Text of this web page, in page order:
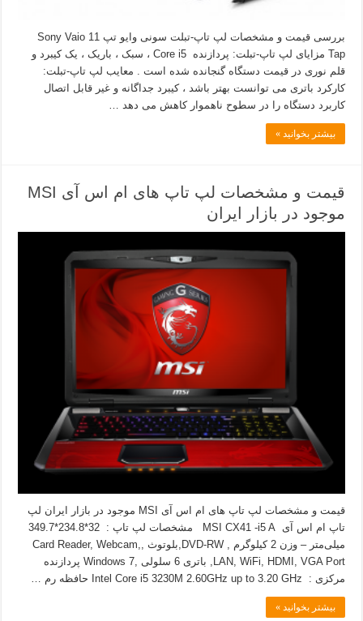
بررسی قیمت و مشخصات لپ تاپ-تبلت سونی وایو تپ 11 Sony Vaio
Tap مزایای لپ تاپ-تبلت: پردازنده Core i5 ، سبک ، باریک ، یک کیبرد و
قلم نوری در قیمت دستگاه گنجانده شده است . معایب لپ تاپ-تبلت:
کارکرد باتری می توانست بهتر باشد ، کیبرد جداگانه و غیر قابل اتصال
کاربرد دستگاه را در سطوح ناهموار کاهش می دهد …
بیشتر بخوانید »
قیمت و مشخصات لپ تاپ های ام اس آی MSI
موجود در بازار ایران
قیمت و مشخصات لپ تاپ های ام اس آی MSI موجود در بازار ایران لپ
تاپ ام اس آی MSI CX41 -i5 A مشخصات لپ تاپ : 32*234.8*349.7
میلی‌متر – وزن 2 کیلوگرم , DVD-RW,بلوتوث ,Card Reader, Webcam,
LAN, WiFi, HDMI, VGA Port, باتری 6 سلولی ,Windows 7 پردازنده
مرکزی : Intel Core i5 3230M 2.60GHz up to 3.20 GHz حافظه رم …
بیشتر بخوانید »